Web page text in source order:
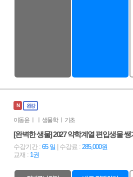
N 완강
이동윤 ㅣ ㅣ 생물학 ㅣ 기초
[완벽한 생물] 2027 약학계열 편입생물
수강기간 : 65 일 | 수강료 : 285,000원
교재 : 1권